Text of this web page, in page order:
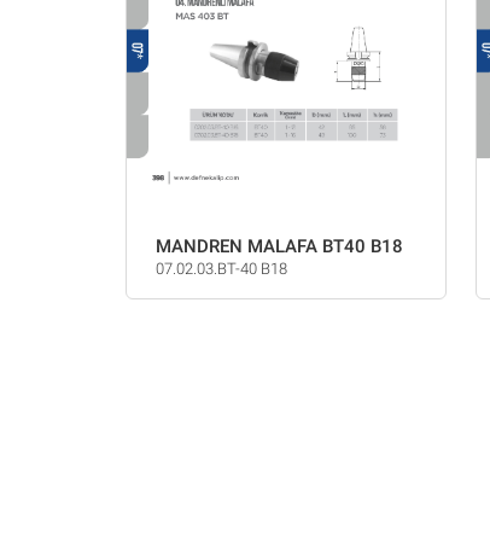
MANDREN MALAFA BT40 B18
07.02.03.BT-40 B18